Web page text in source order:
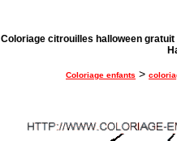
Coloriage citrouilles halloween
Coloriage enfants >